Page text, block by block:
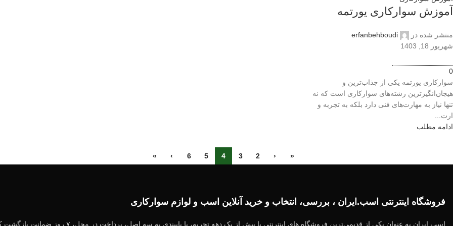
آموزش سوارکاری یورتمه
منتشر شده در
erfanbehboudi
شهریور 18, 1403
0
سوارکاری یورتمه یکی از جذاب‌ترین و
هیجان‌انگیزترین رشته‌های سوارکاری است که نه
تنها نیاز به مهارت‌های فنی دارد بلکه به تجربه و
ارت...
ادامه مطلب
«
‹
2
3
4
5
6
›
»
فروشگاه اینترنتی اسب.ایران ، بررسی، انتخاب و خرید آنلاین اسب و لوازم سوارکاری
اسب.ایران به عنوان یکی از قدیمی‌ترین فروشگاه های